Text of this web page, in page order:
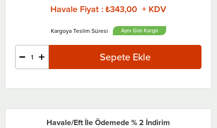
Havale Fiyat : ₺343,00 + KDV
Aynı Gün
Havale/Eft İle Ödemede % 2 İndirim